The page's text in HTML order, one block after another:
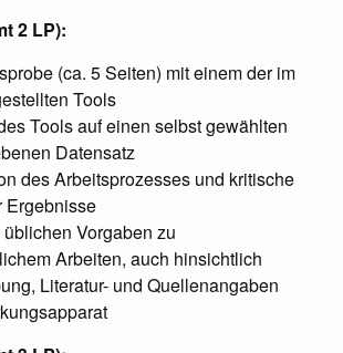
2 LP):
(ca. 5 Seiten) mit einem der im
Tools
Tools auf einen selbst gewählten
Datensatz
des Arbeitsprozesses und kritische
Ergebnisse
Vorgaben zu
Arbeiten, auch hinsichtlich
Literatur- und Quellenangaben